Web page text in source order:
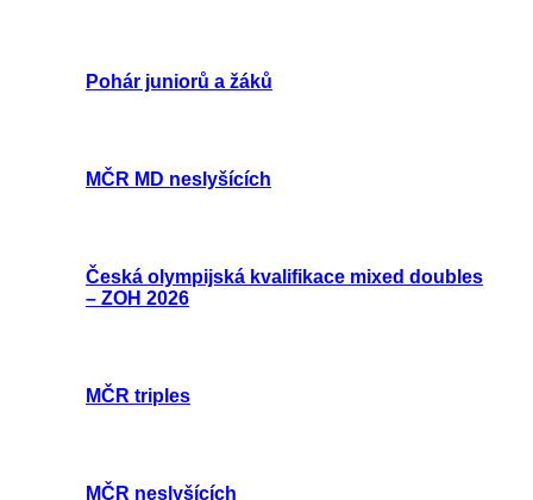
Pohár juniorů a žáků
MČR MD neslyšících
Česká olympijská kvalifikace mixed doubles
– ZOH 2026
MČR triples
MČR neslyšících